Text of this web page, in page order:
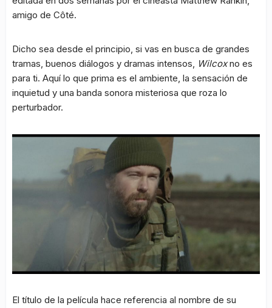
amigo de Côté.
Dicho sea desde el principio, si vas en busca de grandes
tramas, buenos diálogos y dramas intensos, Wilcoxno es
para ti. Aquí lo que prima es el ambiente, la sensación de
inquietud y una banda sonora misteriosa que roza lo
perturbador.
El título de la película hace referencia al nombre de su